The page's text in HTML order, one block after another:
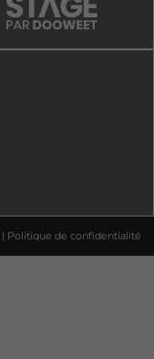
| Politique de confidentialité